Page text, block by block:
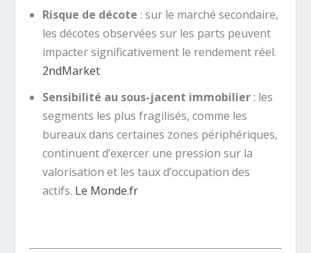
Risque de décote : sur le marché secondaire,
les décotes observées sur les parts peuvent
impacter significativement le rendement réel.
2ndMarket
Sensibilité au sous-jacent immobilier: les
segments les plus fragilisés, comme les
bureaux dans certaines zones périphériques,
continuent d’exercer une pression sur la
valorisation et les taux d’occupation des
actifs. Le Monde.fr